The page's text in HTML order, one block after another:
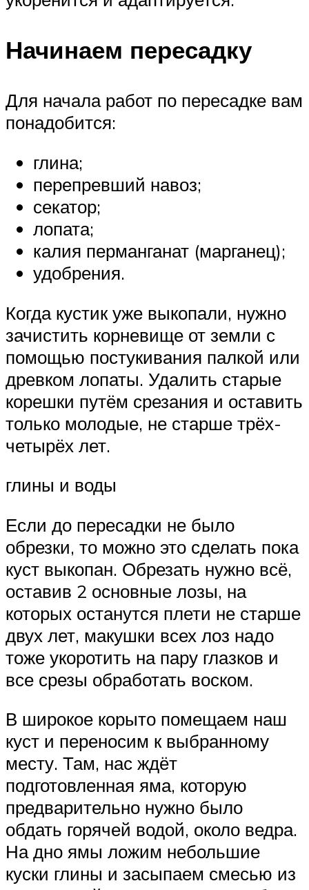
Начинаем пересадку
Для начала работ по пересадке вам
понадобится:
глина;
перепревший навоз;
секатор;
лопата;
калия перманганат (марганец);
удобрения.
Когда кустик уже выкопали, нужно
зачистить корневище от земли с
помощью постукивания палкой или
древком лопаты. Удалить старые
корешки путём срезания и оставить
только молодые, не старше трёх-
четырёх лет.
глины и воды
Если до пересадки не было
обрезки, то можно это сделать пока
куст выкопан. Обрезать нужно всё,
оставив 2 основные лозы, на
которых останутся плети не старше
двух лет, макушки всех лоз надо
тоже укоротить на пару глазков и
все срезы обработать воском.
В широкое корыто помещаем наш
куст и переносим к выбранному
месту. Там, нас ждёт
подготовленная яма, которую
предварительно нужно было
обдать горячей водой, около ведра.
На дно ямы ложим небольшие
куски глины и засыпаем смесью из